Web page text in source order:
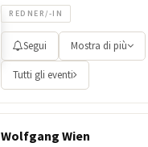
REDNER/-IN
Segui Mostra di più
Tutti gli eventi
Wolfgang Wien